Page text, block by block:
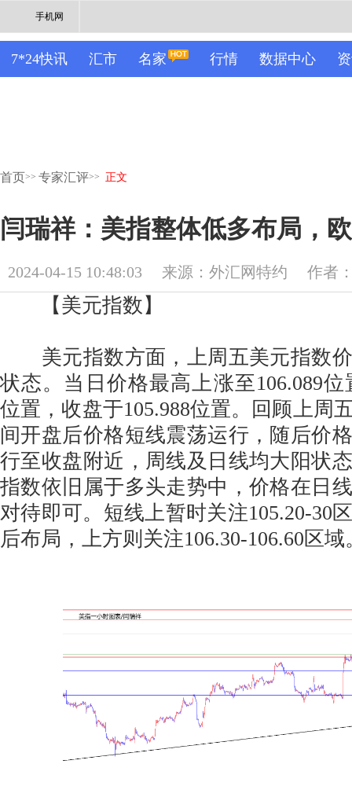
手机网
7*24快讯 汇市 名家 行情 数据中心
首页>> 专家汇评>> 正文
闫瑞祥：美指整体低多布局，
2024-04-15 10:48:03 来源：外汇网特约 作者
【美元指数】
美元指数方面，上周五美元指数价
状态。当日价格最高上涨至106.089位
位置，收盘于105.988位置。回顾上周
间开盘后价格短线震荡运行，随后价
行至收盘附近，周线及日线均大阳状
指数依旧属于多头走势中，价格在日
对待即可。短线上暂时关注105.20-30
后布局，上方则关注106.30-106.60区域